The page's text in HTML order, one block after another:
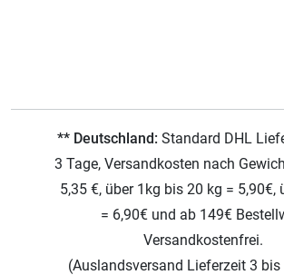
** Deutschland: Standard DHL
3 Tage, Versandkosten nach
5,35 €, über 1kg bis 20 kg = 5,90€,
= 6,90€ und ab 149€
Versandkostenfrei.
(Auslandsversand Lieferzeit 3 bis